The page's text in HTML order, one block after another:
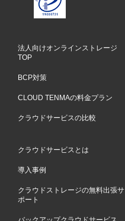
法人向けオンラインストレージ
TOP
BCP対策
CLOUD TENMAの料金プラン
クラウドサービスの比較
クラウドサービスとは
導入事例
クラウドストレージの無料出張サ
ポート